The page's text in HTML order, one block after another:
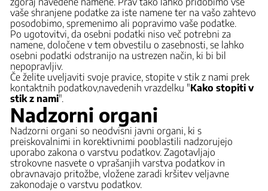
vaše shranjene podatke za iste namene ter na vašo zahtevo
posodobimo, spremenimo ali popravimo vaše podatke.
Po ugotovitvi, da osebni podatki niso več potrebni za
namene, določene v tem obvestilu o zasebnosti, se lahko
osebni podatki odstranijo na ustrezen način, ki bi bil
nepopravljiv.
Če želite uveljaviti svoje pravice, stopite v stik z nami prek
kontaktnih podatkov,navedenih vrazdelku "Kako stopiti v
stik z nami".
Nadzorni organi
Nadzorni organi so neodvisni javni organi, ki s
preiskovalnimi in korektivnimi pooblastili nadzorujejo
uporabo zakona o varstvu podatkov. Zagotavljajo
strokovne nasvete o vprašanjih varstva podatkov in
obravnavajo pritožbe, vložene zaradi kršitev veljavne
zakonodaje o varstvu podatkov.